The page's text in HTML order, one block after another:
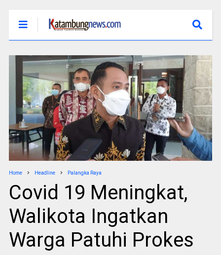
Home Headline Palangka Raya
Covid 19 Meningkat,
Walikota Ingatkan
Warga Patuhi Prokes